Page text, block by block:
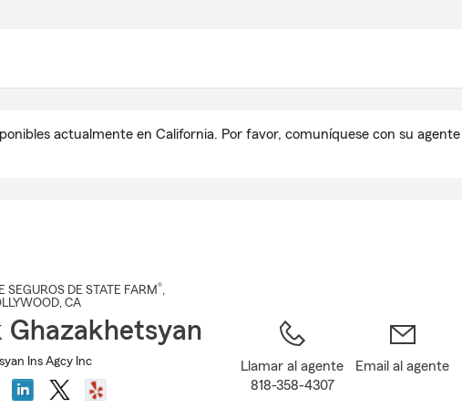
actualmente en California. Por favor, comuníquese con su
SEGUROS DE STATE FARM®,
, CA
Ghazakhetsyan
Ins Agcy Inc
Llamar al agente
818-358-4307
Email al agente